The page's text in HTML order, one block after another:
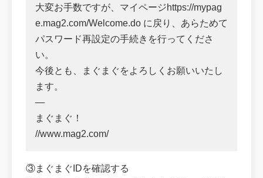
大変お手数ですが、マイページhttps://mypag
e.mag2.com/Welcome.do に戻り、あらためて
パスワード再設定の手続きを行ってくださ
い。
今後とも、まぐまぐをよろしくお願いいたし
ます。
—
まぐまぐ！
//www.mag2.com/
③まぐまぐIDを確認する